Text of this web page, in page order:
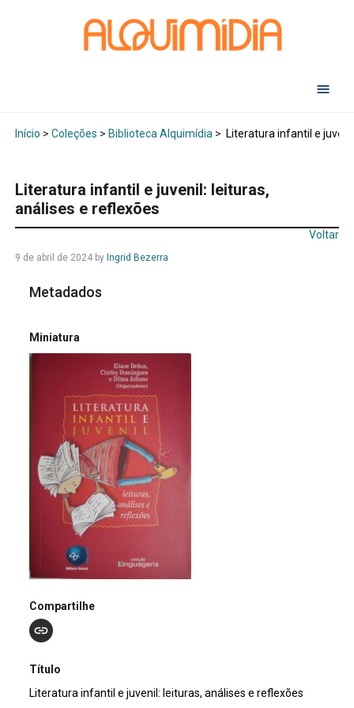
Início > Coleções > Biblioteca Alquimídia> Literatura infantil e
Literatura infantil e juvenil: leituras,
análises e reflexões
Voltar
9 de abril de 2024by Ingrid Bezerra
Metadados
Miniatura
Compartilhe
Título
Literatura infantil e juvenil: leituras, análises e reflexões